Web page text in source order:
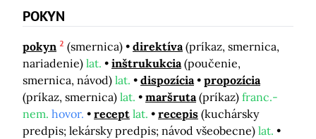
POKYN
pokyn 2 (smernica) direktíva (príkaz, smernica,
nariadenie) lat. inštrukukcia (poučenie,
smernica, návod) lat. dispozícia
propozícia
(príkaz, smernica) lat. maršruta (príkaz) franc.-
nem. hovor. recept lat. recepis (kuchársky
predpis; lekársky predpis; návod všeobecne) lat.